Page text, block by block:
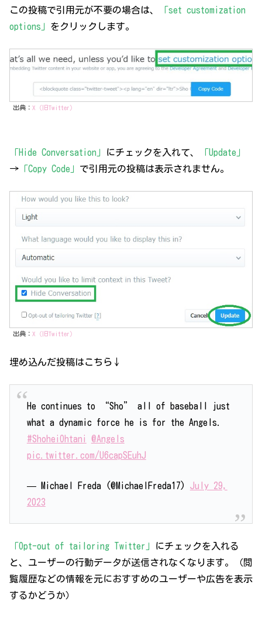
この投稿で引用元が不要の場合は、
「set customization
options」 をクリックします。
出典： X（旧Twitter）
「Hide Conversation」 にチェックを入れて、
「Update」
→ 「Copy Code」 で引用元の投稿は表示されません。
出典： X（旧Twitter）
埋め込んだ投稿はこちら↓
He continues to “Sho” all of baseball just
what a dynamic force he is for the Angels.
#ShoheiOhtani
@Angels
pic.twitter.com/U6capSEuhJ
— Michael Freda (@MichaelFreda17) July 29,
2023
「Opt-out of tailoring Twitter」
にチェックを入れる
と、ユーザーの行動データが送信されなくなります。（閲
覧履歴などの情報を元におすすめのユーザーや広告を表示
するかどうか）